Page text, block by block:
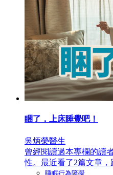
睏了，上床睡覺吧！
吳炳榮醫生
曾經閱讀過本專欄的讀
性。最近看了2篇文章，
睡眠行為障礙